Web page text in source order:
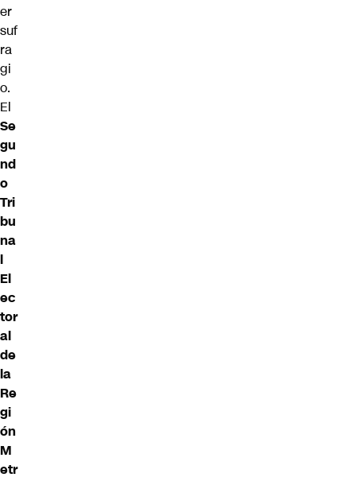
er
suf
ra
gi
o.
El
Se
gu
nd
o
Tri
bu
na
l
El
ec
tor
al
de
la
Re
gi
ón
M
etr